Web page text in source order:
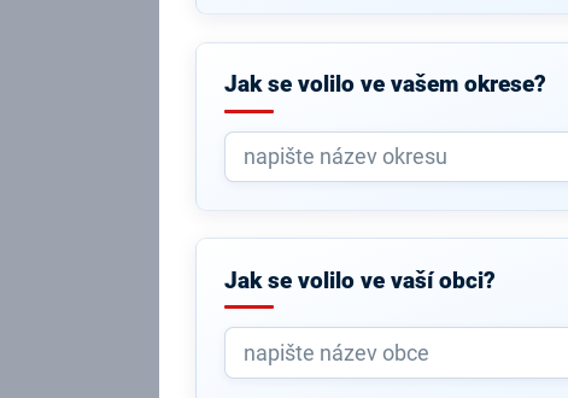
Jak se volilo ve vašem okrese?
Jak se volilo ve vaší obci?